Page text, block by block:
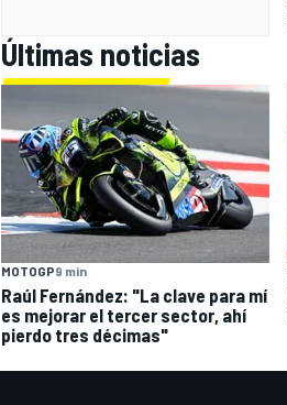
Últimas noticias
MOTOGP9 min
Raúl Fernández: "La clave para mí
es mejorar el tercer sector, ahí
pierdo tres décimas"